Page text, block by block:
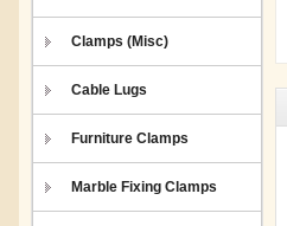
Clamps (Misc)
Cable Lugs
Furniture Clamps
Marble Fixing Clamps